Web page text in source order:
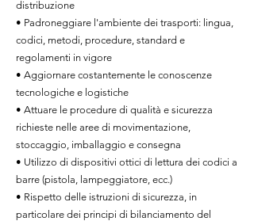
distribuzione
• Padroneggiare l'ambiente dei trasporti: lingua,
codici, metodi, procedure, standard e
regolamenti in vigore
• Aggiornare costantemente le conoscenze
tecnologiche e logistiche
• Attuare le procedure di qualità e sicurezza
richieste nelle aree di movimentazione,
stoccaggio, imballaggio e consegna
• Utilizzo di dispositivi ottici di lettura dei codici a
barre (pistola, lampeggiatore, ecc.)
• Rispetto delle istruzioni di sicurezza, in
particolare dei principi di bilanciamento del